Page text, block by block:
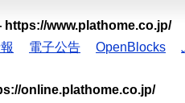
https://www.plathome.co.jp/
電子公告 OpenBlocks
online.plathome.co.jp/